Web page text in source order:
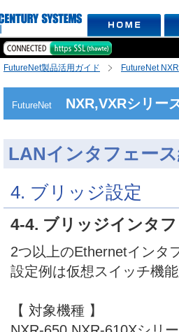
FutureNet製品活用ガイド FutureNet
FutureNet NXR,VXRシリー
LANインタフェー
4. ブリッジ設定
4-4. ブリッジインタ
2つ以上のEthernetインタ
設定例は仮想スイッチ機
【 対象機種 】